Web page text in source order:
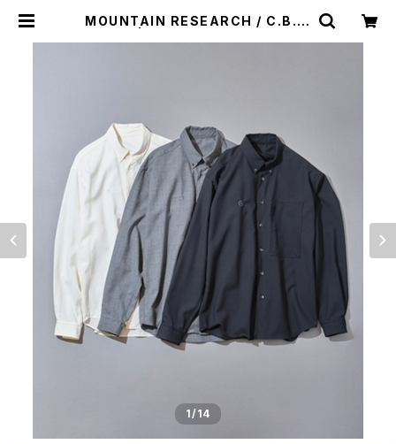
MOUNTAIN RESEARCH / C.B. S
1/14